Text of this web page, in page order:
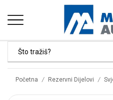
Početna / Rezervni Dijelovi /